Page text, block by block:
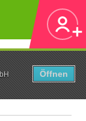
Öffnen